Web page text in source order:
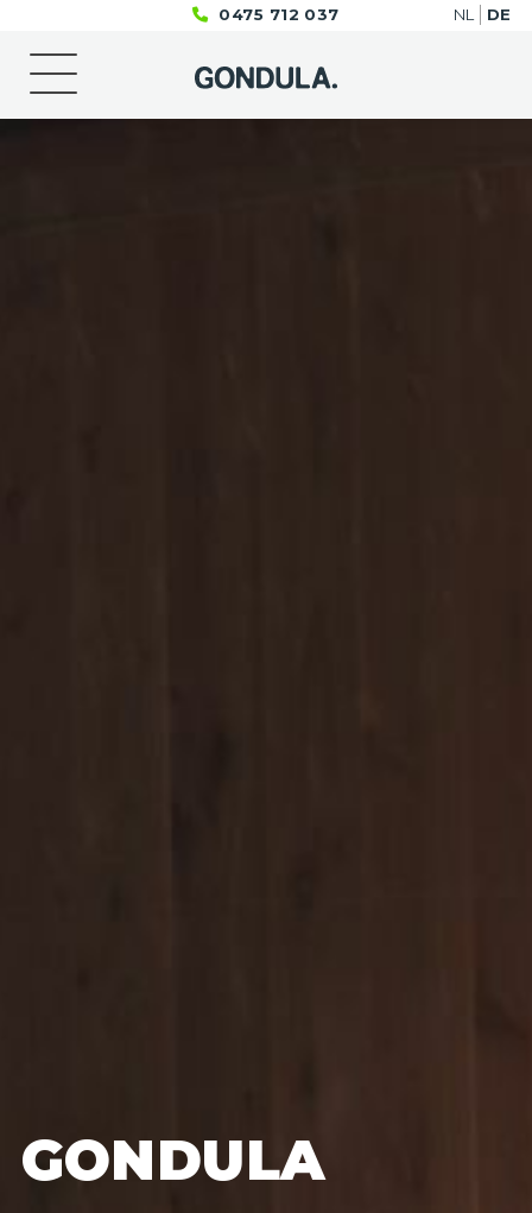
0475 712 037 NL DE
GONDULA